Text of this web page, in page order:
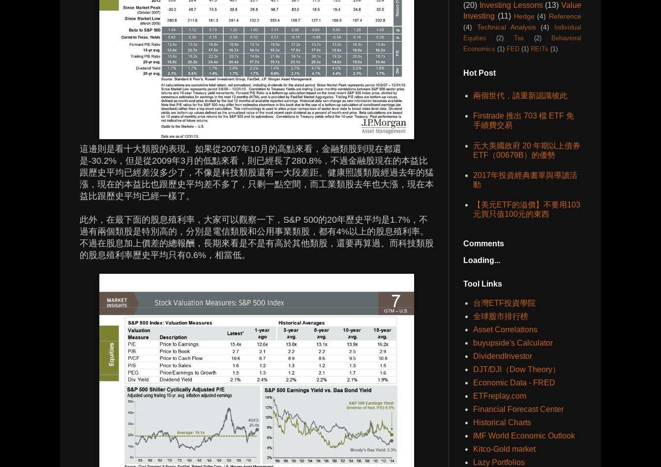
這邊則是看十大類股的表現。如果從2007年10月的高點來看，金融類股到現在都還
是-30.2%，但是從2009年3月的低點來看，則已經長了280.8%，不過金融股現在的本益比
跟歷史平均已經差沒多少了，不像是科技類股還有一大段差距。健康照護類股經過去年的猛
漲，現在的本益比也跟歷史平均差不多了，只剩一點空間，而工業類股去年也大漲，現在本
益比跟歷史平均已經一樣了。
此外，在最下面的股息殖利率，大家可以觀察一下，S&P 500的20年歷史平均是1.7%，不
過有兩個類股是特別高的，分別是電信類股和公用事業類股，都有4%以上的股息殖利率。
不過在股息加上價差的總報酬，長期來看是不是有高於其他類股，還要再算過。而科技類股
的股息殖利率歷史平均只有0.6%，相當低。
(20) Investing Lessons (13) Value
Investing (11) Hedge (4) Reference
(4)
Technical Analysis (4)
Individual
Equities
(2) Tax (2)
Behavioral
Economics (1) FED (1) REITs (1)
Hot Post
兩個世代，請重新認識彼此
Firstrade 推出 703 檔 ETF 免
手續費交易
元大美國政府 20 年期以上債券
ETF（00679B）的優勢
2017年投資經典書單與導讀活
動
【美元ETF的溢價】不要用103
元買只值100元的東西
Comments
Loading...
Tool Links
台灣ETF投資學院
全球股市排行榜
Asset Correlations
buyupside's Calculator
DividendInvestor
DJT/DJI（Dow Theory）
Economic Data - FRED
ETFreplay.com
Financial Forecast Center
Historical Charts
IMF World Economic Outlook
Kitco-Gold market
Lazy Portfolios